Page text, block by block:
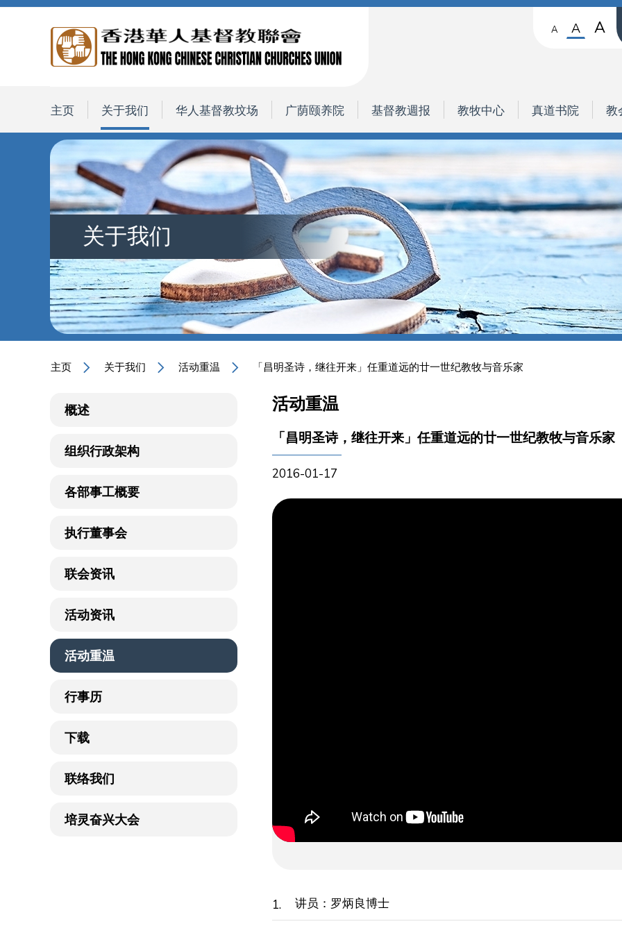
A A A
主页 关于我们 华人基督教坟场 广荫颐养院 基督教週报 教牧中心 真道书院 教
关于我们
主页 关于我们 活动重温 「昌明圣诗，继往开来」任重道远的廿一世纪教牧与音乐家
概述
组织行政架构
各部事工概要
执行董事会
联会资讯
活动资讯
活动重温
行事历
下载
联络我们
培灵奋兴大会
活动重温
「昌明圣诗，继往开来」任重道远的廿一世纪教牧与音乐家
2016-01-17
1. 讲员：罗炳良博士